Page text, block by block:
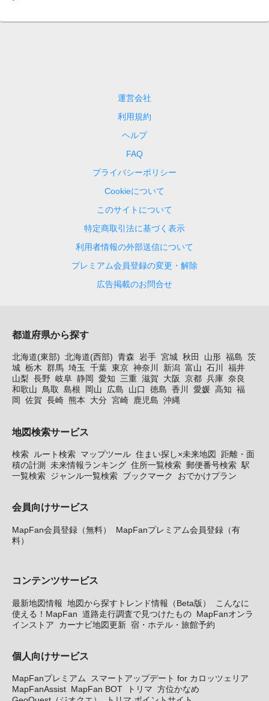
運営会社
利用規約
ヘルプ
FAQ
プライバシーポリシー
Cookieについて
このサイトについて
特定商取引法に基づく表示
利用者情報の外部送信について
プレミアム会員登録の変更・解除
広告掲載のお問合せ
都道府県から探す
北海道(東部) 北海道(西部) 青森 岩手 宮城 秋田 山形 福島 茨
城 栃木 群馬 埼玉 千葉 東京 神奈川 新潟 富山 石川
福井
山梨 長野 岐阜 静岡 愛知 三重 滋賀 大阪 京都 兵庫 奈良
和歌山 鳥取 島根 岡山 広島 山口 徳島 香川 愛媛 高知 福
岡
佐賀 長崎 熊本 大分 宮崎 鹿児島 沖縄
地図検索サービス
検索 ルート検索 マップツール 住まい探し×未来地図
距離・面
積の計測
未来情報ランキング 住所一覧検索 郵便番号検索 駅
一覧検索 ジャンル一覧検索 ブックマーク おでかけプラン
会員向けサービス
MapFan会員登録（無料）
MapFanプレミアム会員登録（有
料）
コンテンツサービス
最新地図情報 地図から探すトレンド情報（Beta版）
こんなに
使える！MapFan 道路走行調査で見つけたもの MapFanオンラ
インストア
カーナビ地図更新 宿・ホテル・旅館予約
個人向けサービス
MapFanプレミアム
スマートアップデート for カロッツェリア
MapFanAssist MapFan BOT トリマ 方位かなめ